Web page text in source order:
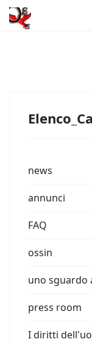
news
annunci
FAQ
ossin
uno sguardo
press room
I diritti